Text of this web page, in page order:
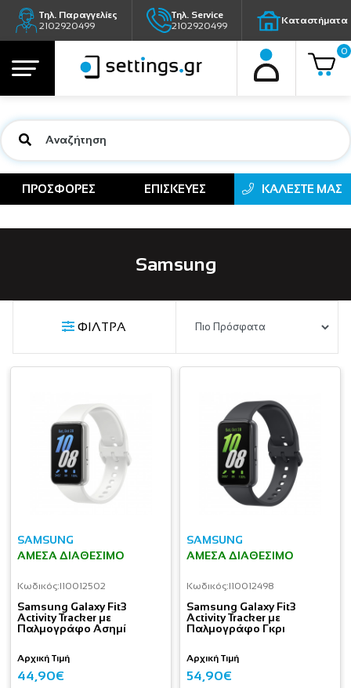
Τηλ. Παραγγελίες
2102920499
Τηλ. Service
2102920499
Καταστήματα
0
ΠΡΟΣΦΟΡΕΣ ΕΠΙΣΚΕΥΕΣ ΚΑΛΕΣΤΕ ΜΑΣ
Samsung
ΦΙΛΤΡΑ
SAMSUNG
ΆΜΕΣΑ ΔΙΑΘΈΣΙΜΟ
Κωδικός:I10012502
Samsung Galaxy Fit3
Activity Tracker με
Παλμογράφο Ασημί
Αρχική Τιμή
44,90€
SAMSUNG
ΆΜΕΣΑ ΔΙΑΘΈΣΙΜΟ
Κωδικός:I10012498
Samsung Galaxy Fit3
Activity Tracker με
Παλμογράφο Γκρι
Αρχική Τιμή
54,90€